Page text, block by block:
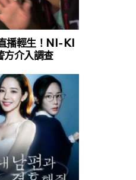
播輕生！NI-KI
方介入調查